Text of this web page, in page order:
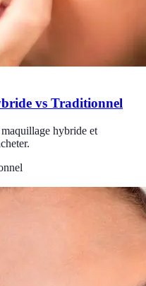
vs Traditionnel
hybride et